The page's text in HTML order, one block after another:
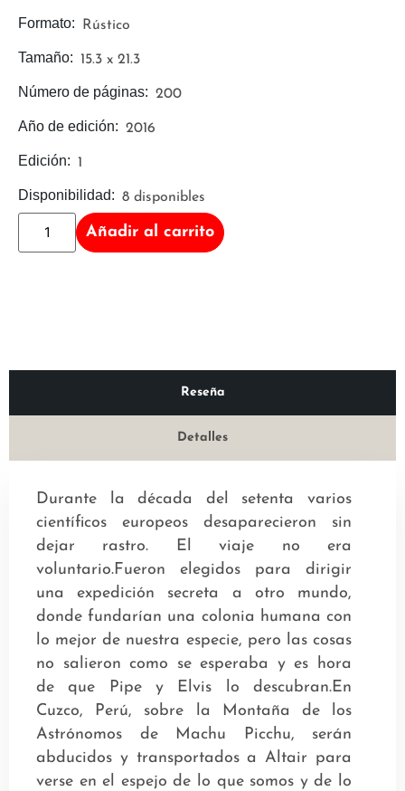
Añadir al carrito
Disponibilidad: 8 disponibles
Edición: 1
Año de edición: 2016
Número de páginas: 200
Tamaño: 15.3 x 21.3
Formato: Rústico
Reseña
Detalles
Durante la década del setenta varios
científicos europeos desaparecieron sin
dejar rastro. El viaje no era
voluntario.Fueron elegidos para dirigir
una expedición secreta a otro mundo,
donde fundarían una colonia humana con
lo mejor de nuestra especie, pero las cosas
no salieron como se esperaba y es hora
de que Pipe y Elvis lo descubran.En
Cuzco, Perú, sobre la Montaña de los
Astrónomos de Machu Picchu, serán
abducidos y transportados a Altair para
verse en el espejo de lo que somos y de lo